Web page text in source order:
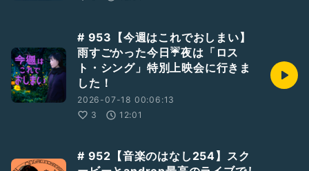
# 953【今週はこれでおしまい】
雨すごかった今日☔夜は「ロス
ト・シング」特別上映会に行きま
した！
2026-07-18 00:06:13
3
12:01
# 952【音楽のはなし254】スク